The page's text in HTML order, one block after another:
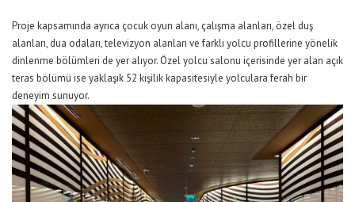
Proje kapsamında ayrıca çocuk oyun alanı, çalışma alanları, özel duş
alanları, dua odaları, televizyon alanları ve farklı yolcu profillerine yönelik
dinlenme bölümleri de yer alıyor. Özel yolcu salonu içerisinde yer alan açık
teras bölümü ise yaklaşık 52 kişilik kapasitesiyle yolculara ferah bir
deneyim sunuyor.